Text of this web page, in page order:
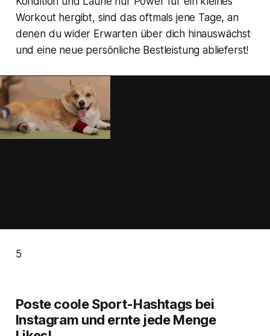
Workout hergibt, sind das oftmals jene Tage, an
denen du wider Erwarten über dich hinauswächst
und eine neue persönliche Bestleistung ablieferst!
5
Poste coole Sport-Hashtags bei
Instagram und ernte jede Menge